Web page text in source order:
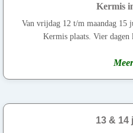
Kermis
Van vrijdag 12 t/m maandag 15
Kermis plaats. Vier dagen
13 & 14